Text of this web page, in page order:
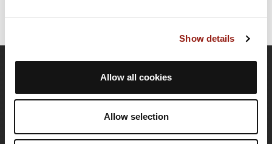
Show details
Allow all cookies
Allow selection
Equipe